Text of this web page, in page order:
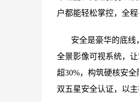
户都能轻松掌控，全程
安全是豪华的底线
全景影像可视系统，
超30%，构筑硬核安
双五星安全认证，以